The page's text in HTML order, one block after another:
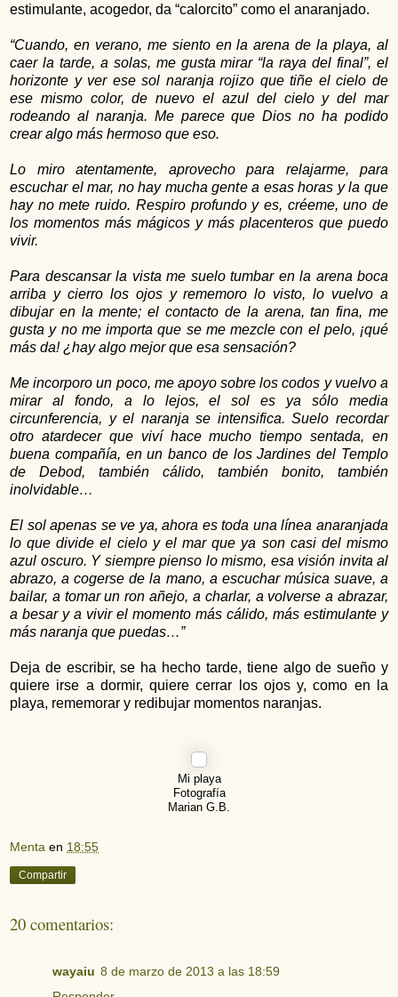
estimulante, acogedor, da “calorcito” como el anaranjado.
“Cuando, en verano, me siento en la arena de la playa, al
caer la tarde, a solas, me gusta mirar “la raya del final”, el
horizonte y ver ese sol naranja rojizo que tiñe el cielo de
ese mismo color, de nuevo el azul del cielo y del mar
rodeando al naranja. Me parece que Dios no ha podido
crear algo más hermoso que eso.
Lo miro atentamente, aprovecho para relajarme, para
escuchar el mar, no hay mucha gente a esas horas y la que
hay no mete ruido. Respiro profundo y es, créeme, uno de
los momentos más mágicos y más placenteros que puedo
vivir.
Para descansar la vista me suelo tumbar en la arena boca
arriba y cierro los ojos y rememoro lo visto, lo vuelvo a
dibujar en la mente; el contacto de la arena, tan fina, me
gusta y no me importa que se me mezcle con el pelo, ¡qué
más da! ¿hay algo mejor que esa sensación?
Me incorporo un poco, me apoyo sobre los codos y vuelvo a
mirar al fondo, a lo lejos, el sol es ya sólo media
circunferencia, y el naranja se intensifica. Suelo recordar
otro atardecer que viví hace mucho tiempo sentada, en
buena compañía, en un banco de los Jardines del Templo
de Debod, también cálido, también bonito, también
inolvidable…
El sol apenas se ve ya, ahora es toda una línea anaranjada
lo que divide el cielo y el mar que ya son casi del mismo
azul oscuro. Y siempre pienso lo mismo, esa visión invita al
abrazo, a cogerse de la mano, a escuchar música suave, a
bailar, a tomar un ron añejo, a charlar, a volverse a abrazar,
a besar y a vivir el momento más cálido, más estimulante y
más naranja que puedas…”
Deja de escribir, se ha hecho tarde, tiene algo de sueño y
quiere irse a dormir, quiere cerrar los ojos y, como en la
playa, rememorar y redibujar momentos naranjas.
Mi playa
Fotografía
Marian G.B.
Menta en 18:55
Compartir
20 comentarios:
wayaiu 8 de marzo de 2013 a las 18:59